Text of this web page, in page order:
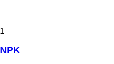
1
NPK